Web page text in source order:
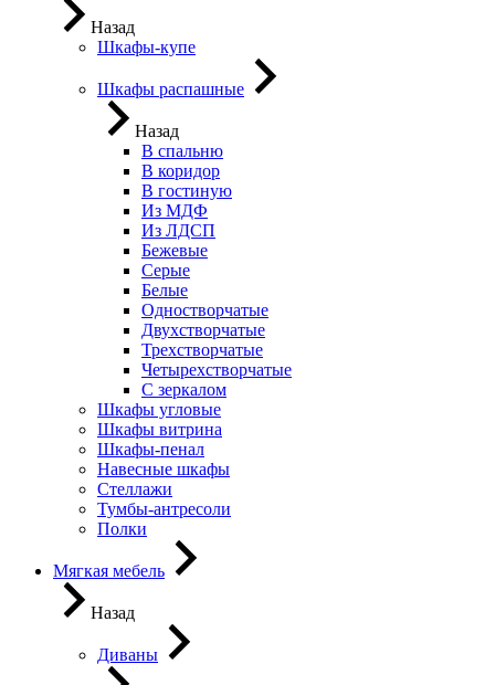
Назад
Шкафы-купе
Шкафы распашные
Назад
В спальню
В коридор
В гостиную
Из МДФ
Из ЛДСП
Бежевые
Серые
Белые
Одностворчатые
Двухстворчатые
Трехстворчатые
Четырехстворчатые
С зеркалом
Шкафы угловые
Шкафы витрина
Шкафы-пенал
Навесные шкафы
Стеллажи
Тумбы-антресоли
Полки
Мягкая мебель
Назад
Диваны